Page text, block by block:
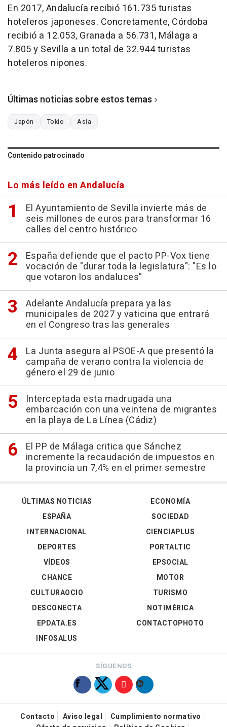
En 2017, Andalucía recibió 161.735 turistas
hoteleros japoneses. Concretamente, Córdoba
recibió a 12.053, Granada a 56.731, Málaga a
7.805 y Sevilla a un total de 32.944 turistas
hoteleros nipones.
Últimas noticias sobre estos temas
Japón Tokio Asia
Contenido patrocinado
Lo más leído en Andalucía
El Ayuntamiento de Sevilla invierte más de
seis millones de euros para transformar 16
calles del centro histórico
España defiende que el pacto PP-Vox tiene
vocación de "durar toda la legislatura": "Es lo
que votaron los andaluces"
Adelante Andalucía prepara ya las
municipales de 2027 y vaticina que entrará
en el Congreso tras las generales
La Junta asegura al PSOE-A que presentó la
campaña de verano contra la violencia de
género el 29 de junio
Interceptada esta madrugada una
embarcación con una veintena de migrantes
en la playa de La Línea (Cádiz)
El PP de Málaga critica que Sánchez
incremente la recaudación de impuestos en
la provincia un 7,4% en el primer semestre
ÚLTIMAS NOTICIAS
ESPAÑA
INTERNACIONAL
DEPORTES
VÍDEOS
ECONOMÍA
SOCIEDAD
CIENCIAPLUS
PORTALTIC
EPSOCIAL
CHANCE
CULTURAOCIO
DESCONECTA
EPDATA.ES
INFOSALUS
MOTOR
TURISMO
NOTIMÉRICA
CONTACTOPHOTO
SÍGUENOS
Contacto Aviso legal
Cumplimiento normativo